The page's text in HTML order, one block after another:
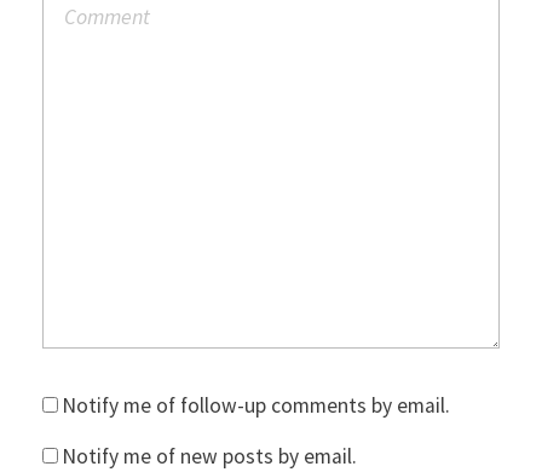
Notify me of follow-up comments by email.
Notify me of new posts by email.